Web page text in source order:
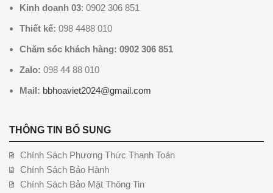
Kinh doanh 03: 0902 306 851
Thiết kế: 098 4488 010
Chăm sóc khách hàng: 0902 306 851
Zalo: 098 44 88 010
Mail: bbhoaviet2024@gmail.com
THÔNG TIN BỔ SUNG
Chính Sách Phương Thức Thanh Toán
Chính Sách Bảo Hành
Chính Sách Bảo Mật Thông Tin